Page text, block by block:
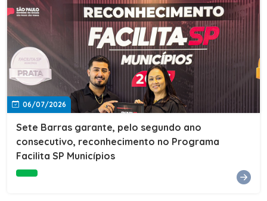
06/07/2026
Sete Barras garante, pelo segundo ano
consecutivo, reconhecimento no Programa
Facilita SP Municípios